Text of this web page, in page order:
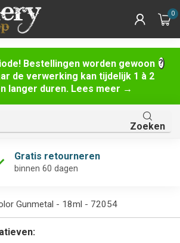
Bestellingen worden gewoon
de verwerking kan tijdelijk 1 à 2
langer duren. Lees meer →
0
Zoeken
Gratis retourneren
binnen 60 dagen
Gunmetal - 18ml - 72054